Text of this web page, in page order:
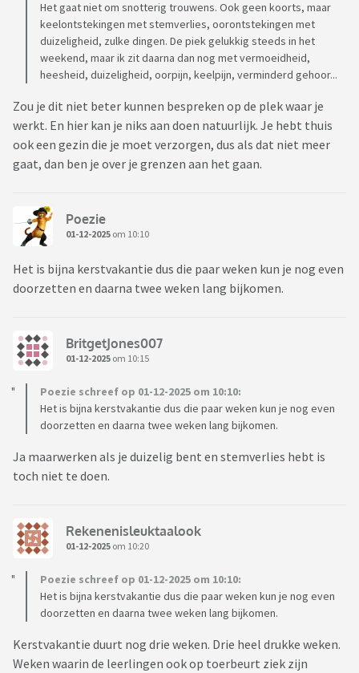
Het gaat niet om snotterig trouwens. Ook geen koorts, maar
keelontstekingen met stemverlies, oorontstekingen met
duizeligheid, zulke dingen. De piek gelukkig steeds in het
weekend, maar ik zit daarna dan nog met vermoeidheid,
heesheid, duizeligheid, oorpijn, keelpijn, verminderd gehoor...
Zou je dit niet beter kunnen bespreken op de plek waar je
werkt. En hier kan je niks aan doen natuurlijk. Je hebt thuis
ook een gezin die je moet verzorgen, dus als dat niet meer
gaat, dan ben je over je grenzen aan het gaan.
Poezie
01-12-2025 om 10:10
Het is bijna kerstvakantie dus die paar weken kun je nog even
doorzetten en daarna twee weken lang bijkomen.
BritgetJones007
01-12-2025 om 10:15
Poezie schreef op 01-12-2025 om 10:10:
Het is bijna kerstvakantie dus die paar weken kun je nog even
doorzetten en daarna twee weken lang bijkomen.
Ja maarwerken als je duizelig bent en stemverlies hebt is
toch niet te doen.
Rekenenisleuktaalook
01-12-2025 om 10:20
Poezie schreef op 01-12-2025 om 10:10:
Het is bijna kerstvakantie dus die paar weken kun je nog even
doorzetten en daarna twee weken lang bijkomen.
Kerstvakantie duurt nog drie weken. Drie heel drukke weken.
Weken waarin de leerlingen ook op toerbeurt ziek zijn